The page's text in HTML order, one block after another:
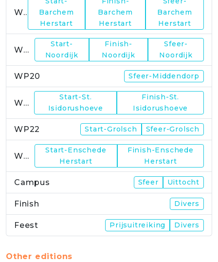
WP17
Barchem
Herstart
Barchem
Herstart
Barchem
Herstart
WP19
Start-
Noordijk
Finish-
Noordijk
Sfeer-
Noordijk
WP20 Sfeer-Middendorp
WP21
Start-St.
Isidorushoeve
Finish-St.
Isidorushoeve
WP22 Start-Grolsch Sfeer-Grolsch
WP23
Start-Enschede
Herstart
Finish-Enschede
Herstart
Campus Sfeer Uittocht
Finish Divers
Feest Prijsuitreiking Divers
Other editions